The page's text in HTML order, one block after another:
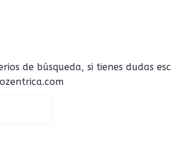
de búsqueda, si tienes dudas